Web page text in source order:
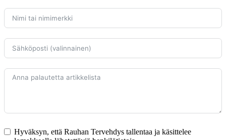
Hyväksyn, että Rauhan Tervehdys tallentaa ja käsittelee